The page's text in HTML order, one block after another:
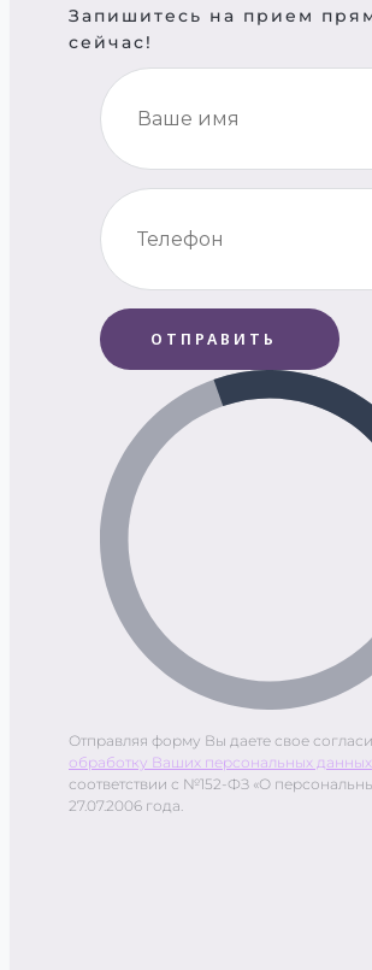
Запишитесь на прием
сейчас!
ОТПРАВИТЬ
Отправляя форму Вы даете свое
обработку Ваших персональных данных
соответствии с №152-ФЗ «О
27.07.2006 года.